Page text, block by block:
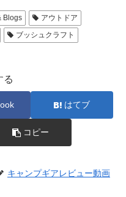
Blogs
アウトドア
ブッシュクラフト
る
はてブ
コピー
キャンプギアレビュー動画